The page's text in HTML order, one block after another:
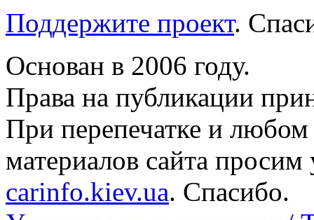
Поддержите проект.
Основан в 2006 году.
Права на публикации
При перепечатке и
материалов сайта просим
carinfo.kiev.ua. Спасибо.